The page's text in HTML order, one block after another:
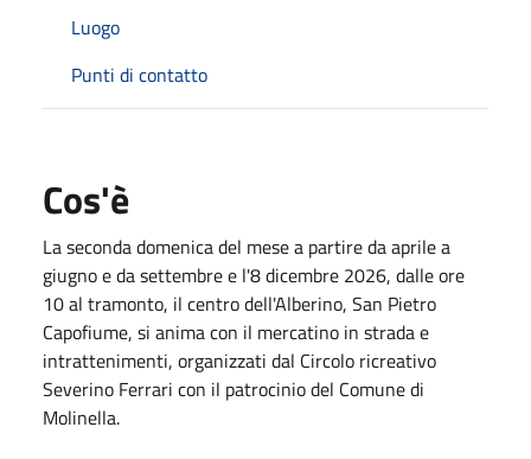
Luogo
Punti di contatto
Cos'è
La seconda domenica del mese a partire da aprile a
giugno e da settembre e l'8 dicembre 2026, dalle ore
10 al tramonto, il centro dell'Alberino, San Pietro
Capofiume, si anima con il mercatino in strada e
intrattenimenti, organizzati dal Circolo ricreativo
Severino Ferrari con il patrocinio del Comune di
Molinella.